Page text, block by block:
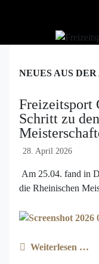
NEUES AUS
Freizeitsport
Schritt zu
28. April 2026
Am 25.04. fand in
die Rheinischen
Weiterlesen …